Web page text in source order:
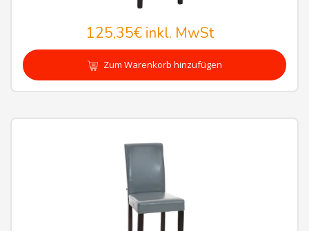
125,35€inkl. MwSt
Zum Warenkorb hinzufügen